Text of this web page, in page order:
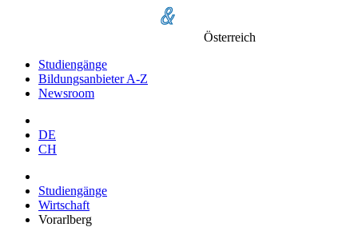
Österreich
Studiengänge
Bildungsanbieter A-Z
Newsroom
DE
CH
Studiengänge
Wirtschaft
Vorarlberg